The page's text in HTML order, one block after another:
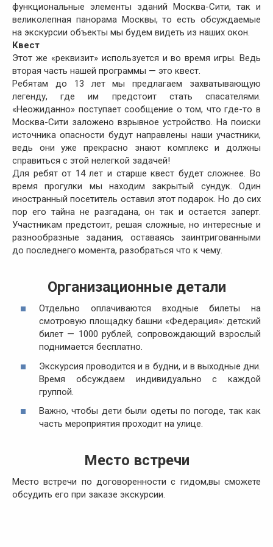
функциональные элементы зданий Москва-Сити, так и
великолепная панорама Москвы, то есть обсуждаемые
на экскурсии объекты мы будем видеть из наших окон.
Квест
Этот же «реквизит» используется и во время игры. Ведь
вторая часть нашей программы — это квест.
Ребятам до 13 лет мы предлагаем захватывающую
легенду, где им предстоит стать спасателями.
«Неожиданно» поступает сообщение о том, что где-то в
Москва-Сити заложено взрывное устройство. На поиски
источника опасности будут направлены наши участники,
ведь они уже прекрасно знают комплекс и должны
справиться с этой нелегкой задачей!
Для ребят от 14 лет и старше квест будет сложнее. Во
время прогулки мы находим закрытый сундук. Один
иностранный посетитель оставил этот подарок. Но до сих
пор его тайна не разгадана, он так и остается заперт.
Участникам предстоит, решая сложные, но интересные и
разнообразные задания, оставаясь заинтригованными
до последнего момента, разобраться что к чему.
Организационные детали
Отдельно оплачиваются входные билеты на
смотровую площадку башни «Федерация»: детский
билет — 1000 рублей, сопровождающий взрослый
поднимается бесплатно.
Экскурсия проводится и в будни, и в выходные дни.
Время обсуждаем индивидуально с каждой
группой.
Важно, чтобы дети были одеты по погоде, так как
часть мероприятия проходит на улице.
Место встречи
Место встречи по договоренности с гидом,вы сможете
обсудить его при заказе экскурсии.